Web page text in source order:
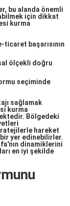
bu alanda önemli
için dikkat
kurma
başarısının
ölçekli doğru
seçiminde
sağlamak
kurma
Bölgedeki
hareket
yer edinebilirler.
dinamiklerini
en iyi şekilde